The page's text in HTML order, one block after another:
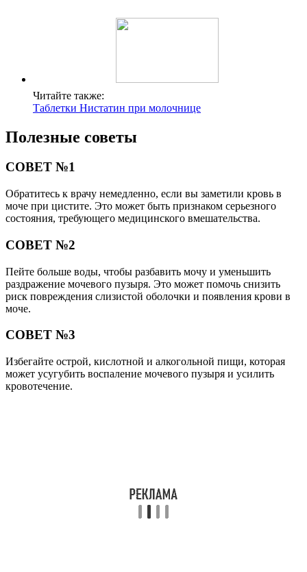
Читайте также:
Таблетки Нистатин при молочнице
Полезные советы
СОВЕТ №1
Обратитесь к врачу немедленно, если вы заметили кровь в
моче при цистите. Это может быть признаком серьезного
состояния, требующего медицинского вмешательства.
СОВЕТ №2
Пейте больше воды, чтобы разбавить мочу и уменьшить
раздражение мочевого пузыря. Это может помочь снизить
риск повреждения слизистой оболочки и появления крови в
моче.
СОВЕТ №3
Избегайте острой, кислотной и алкогольной пищи, которая
может усугубить воспаление мочевого пузыря и усилить
кровотечение.